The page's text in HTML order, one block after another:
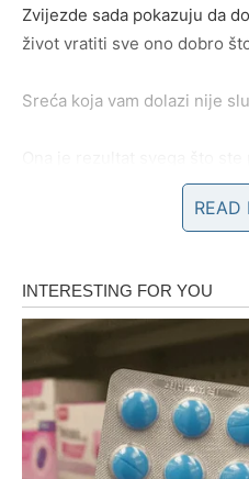
Zvijezde sada pokazuju da
život vratiti sve ono dobro
Sreća koja vam dolazi nije
nesebično davali drugima.
READ